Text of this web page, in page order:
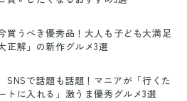
買うべき優秀品！大人も子ども大満足
正解」の新作グルメ3選
SNSで話題も話題！マニアが「行くた
トに入れる」激うま優秀グルメ3選